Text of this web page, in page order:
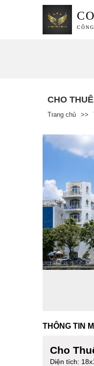
CHO
Trang chủ >>
THÔNG TIN
Cho
Diện tích: